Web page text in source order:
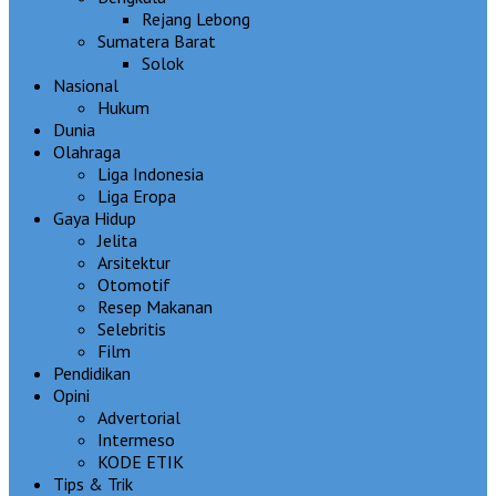
Rejang Lebong
Sumatera Barat
Solok
Nasional
Hukum
Dunia
Olahraga
Liga Indonesia
Liga Eropa
Gaya Hidup
Jelita
Arsitektur
Otomotif
Resep Makanan
Selebritis
Film
Pendidikan
Opini
Advertorial
Intermeso
KODE ETIK
Tips & Trik